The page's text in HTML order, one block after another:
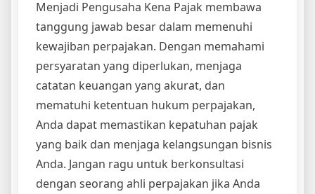
Menjadi Pengusaha Kena Pajak membawa
tanggung jawab besar dalam memenuhi
kewajiban perpajakan. Dengan memahami
persyaratan yang diperlukan, menjaga
catatan keuangan yang akurat, dan
mematuhi ketentuan hukum perpajakan,
Anda dapat memastikan kepatuhan pajak
yang baik dan menjaga kelangsungan bisnis
Anda. Jangan ragu untuk berkonsultasi
dengan seorang ahli perpajakan jika Anda